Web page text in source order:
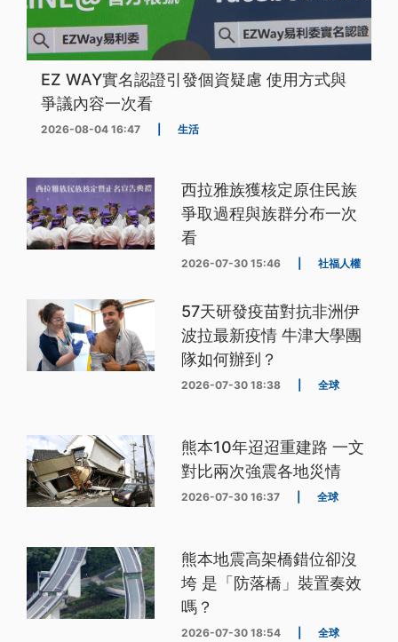
EZ WAY實名認證引發個資疑慮 使用方式與
爭議內容一次看
2026-08-04 16:47 生活
西拉雅族獲核定原住民族
爭取過程與族群分布一次
看
2026-07-30 15:46 社福人權
57天研發疫苗對抗非洲伊
波拉最新疫情 牛津大學團
隊如何辦到？
2026-07-30 18:38 全球
熊本10年迢迢重建路 一文
對比兩次強震各地災情
2026-07-30 16:37 全球
熊本地震高架橋錯位卻沒
垮 是「防落橋」裝置奏效
嗎？
2026-07-30 18:54 全球